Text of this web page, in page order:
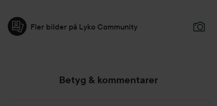
Fler bilder på Lyko Community
Betyg & kommentarer